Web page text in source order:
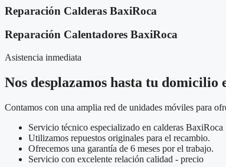
Reparación Calderas BaxiRoca
Reparación Calentadores BaxiRoca
Asistencia inmediata
Nos desplazamos hasta tu domicilio
Contamos con una amplia red de unidades móviles para
Servicio técnico especializado en calderas BaxiRoca
Utilizamos repuestos originales para el recambio.
Ofrecemos una garantía de 6 meses por el trabajo.
Servicio con excelente relación calidad - precio